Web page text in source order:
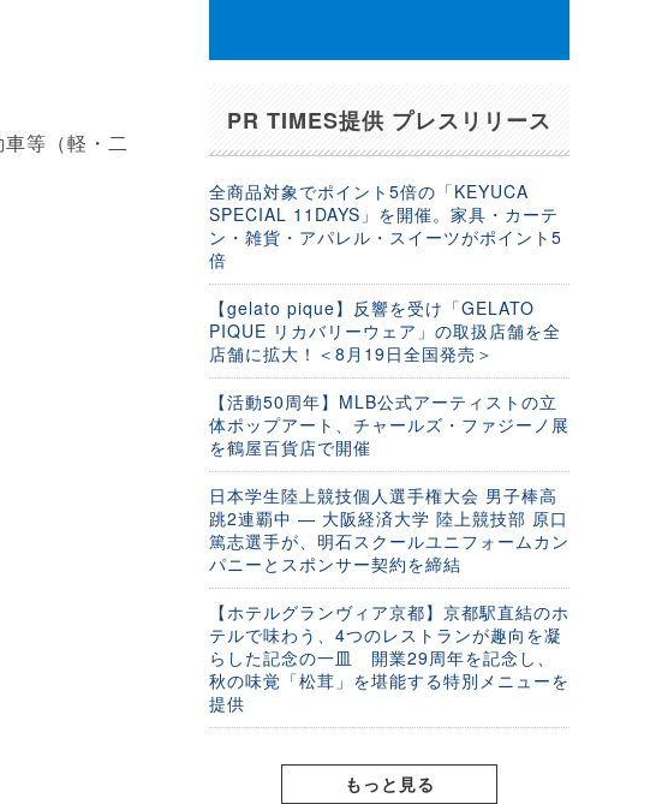
等（軽・二
PR TIMES提供 プレスリリース
全商品対象でポイント5倍の「KEYUCA
SPECIAL 11DAYS」を開催。家具・カーテ
ン・雑貨・アパレル・スイーツがポイント5
倍
【gelato pique】反響を受け「GELATO
PIQUE リカバリーウェア」の取扱店舗を全
店舗に拡大！＜8月19日全国発売＞
【活動50周年】MLB公式アーティストの立
体ポップアート、チャールズ・ファジーノ展
を鶴屋百貨店で開催
日本学生陸上競技個人選手権大会 男子棒高
跳2連覇中 ― 大阪経済大学 陸上競技部 原口
篤志選手が、明石スクールユニフォームカン
パニーとスポンサー契約を締結
【ホテルグランヴィア京都】京都駅直結のホ
テルで味わう、4つのレストランが趣向を凝
らした記念の一皿 開業29周年を記念し、
秋の味覚「松茸」を堪能する特別メニューを
提供
もっと見る